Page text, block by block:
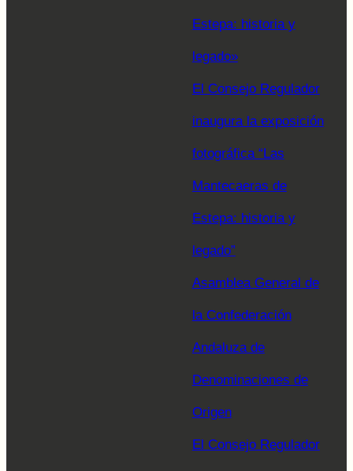
Estepa: historia y
legado»
El Consejo Regulador
inaugura la exposición
fotográfica “Las
Mantecaeras de
Estepa: historia y
legado”
Asamblea General de
la Confederación
Andaluza de
Denominaciones de
Origen
El Consejo Regulador